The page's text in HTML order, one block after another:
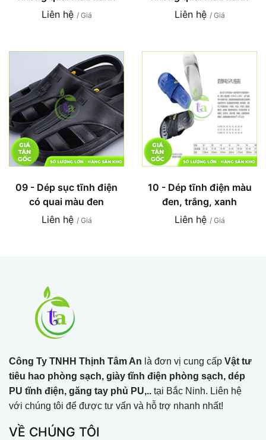
Liên hệ / Giá
Liên hệ / Giá
09 - Dép sục tĩnh điện
có quai màu đen
Liên hệ / Giá
10 - Dép tĩnh điện màu
đen, trắng, xanh
Liên hệ / Giá
Công Ty TNHH Thịnh Tâm An là đơn vị cung cấp Vật tư
tiêu hao phòng sạch, giày tĩnh điện phòng sạch, dép
PU tĩnh điện, găng tay phủ PU,.. tại Bắc Ninh. Liên hệ
với chúng tôi để được tư vấn và hỗ trợ nhanh nhất!
VỀ CHÚNG TÔI